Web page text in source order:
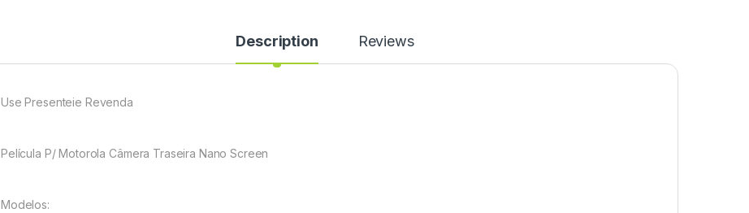
Description Reviews
Use Presenteie Revenda
Película P/ Motorola Câmera Traseira Nano Screen
Modelos: